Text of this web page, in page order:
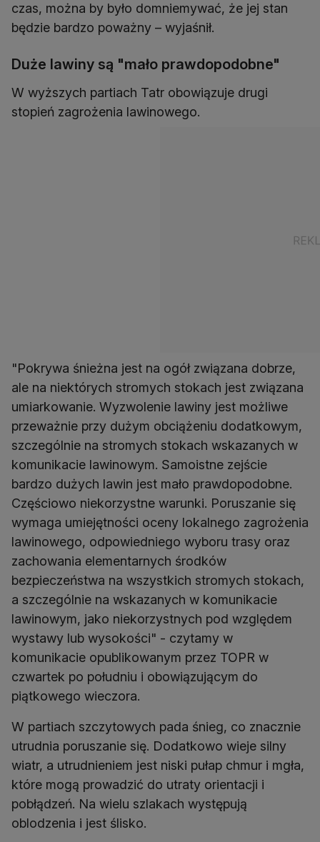
czas, można by było domniemywać, że jej stan
będzie bardzo poważny – wyjaśnił.
Duże lawiny są "mało prawdopodobne"
W wyższych partiach Tatr obowiązuje drugi
stopień zagrożenia lawinowego.
"Pokrywa śnieżna jest na ogół związana dobrze,
ale na niektórych stromych stokach jest związana
umiarkowanie. Wyzwolenie lawiny jest możliwe
przeważnie przy dużym obciążeniu dodatkowym,
szczególnie na stromych stokach wskazanych w
komunikacie lawinowym. Samoistne zejście
bardzo dużych lawin jest mało prawdopodobne.
Częściowo niekorzystne warunki. Poruszanie się
wymaga umiejętności oceny lokalnego zagrożenia
lawinowego, odpowiedniego wyboru trasy oraz
zachowania elementarnych środków
bezpieczeństwa na wszystkich stromych stokach,
a szczególnie na wskazanych w komunikacie
lawinowym, jako niekorzystnych pod względem
wystawy lub wysokości" - czytamy w
komunikacie opublikowanym przez TOPR w
czwartek po południu i obowiązującym do
piątkowego wieczora.
W partiach szczytowych pada śnieg, co znacznie
utrudnia poruszanie się. Dodatkowo wieje silny
wiatr, a utrudnieniem jest niski pułap chmur i mgła,
które mogą prowadzić do utraty orientacji i
pobłądzeń. Na wielu szlakach występują
oblodzenia i jest ślisko.